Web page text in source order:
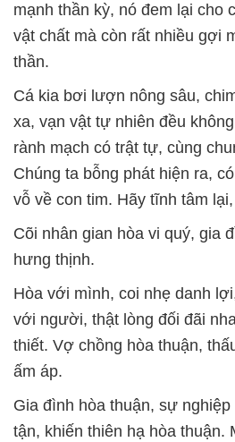
mạnh thần kỳ, nó đem lại cho
vật chất mà còn rất nhiều gợi
thần.
Cá kia bơi lượn nông sâu,
xa, vạn vật tự nhiên đều
rành mạch có trật tự, cùng
Chúng ta bỗng phát hiện ra,
vỗ về con tim. Hãy tĩnh tâm
Cõi nhân gian hòa vi quý, gia
hưng thịnh.
Hòa với mình, coi nhẹ danh
với người, thật lòng đối đãi
thiết. Vợ chồng hòa thuận,
ấm áp.
Gia đình hòa thuận, sự
tận, khiến thiên hạ hòa thuận.